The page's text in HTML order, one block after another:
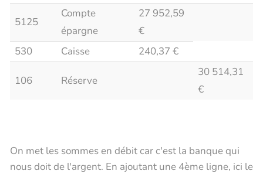
5125
Compte
épargne
27 952,59
€
530
Caisse 240,37 €
106 Réserve
30 514,31
€
On met les sommes en débit car c'est la banque qui
nous doit de l'argent. En ajoutant une 4ème ligne, ici le